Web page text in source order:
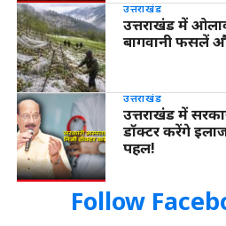
उत्तराखंड
उत्तराखंड में
बागवानी फसलें
उत्तराखंड
उत्तराखंड में
डॉक्टर करेंगे
पहल!
Follow